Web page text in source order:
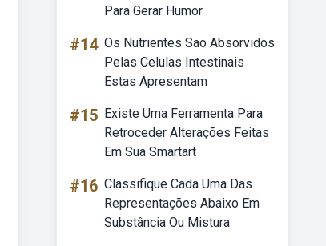
Para Gerar Humor
#14 Os Nutrientes Sao Absorvidos
Pelas Celulas Intestinais
Estas Apresentam
#15 Existe Uma Ferramenta Para
Retroceder Alterações Feitas
Em Sua Smartart
#16 Classifique Cada Uma Das
Representações Abaixo Em
Substância Ou Mistura